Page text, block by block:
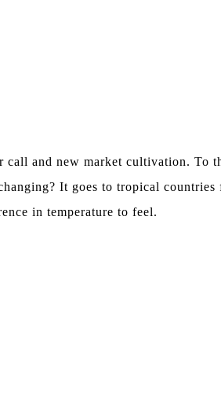
call and new market cultivation. To
It goes to tropical countries
in temperature to feel.